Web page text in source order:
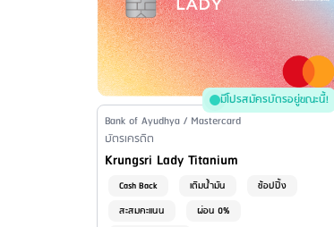
มีโปรสมัครบัตรอยู่ขณะนี้!
Issuer Name / Credit Card Type
Bank of Ayudhya / Mastercard
Financial Product Type
บัตรเครดิต
Credit Card Name
Krungsri Lady Titanium
Cash Back เติมน้ำมัน
ช้อปปิ้ง
สะสมคะแนน
ผ่อน 0%